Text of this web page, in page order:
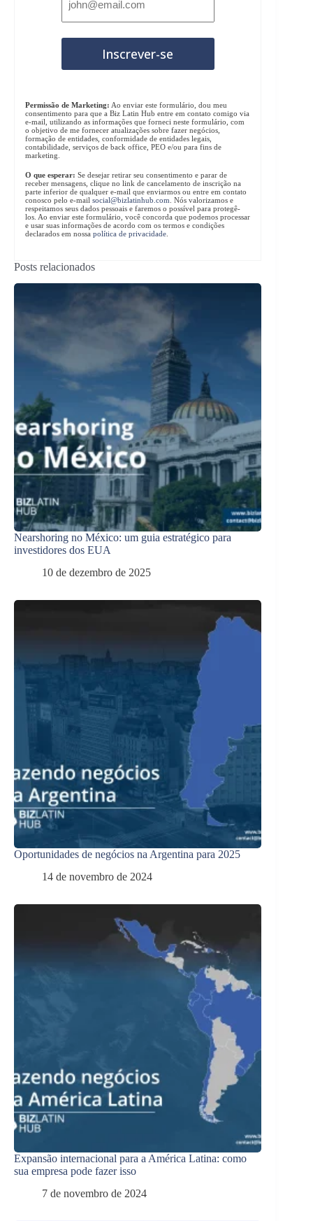
Permissão de Marketing: Ao enviar este formulário, dou meu
consentimento para que a Biz Latin Hub entre em contato comigo via
e-mail, utilizando as informações que forneci neste formulário, com
o objetivo de me fornecer atualizações sobre fazer negócios,
formação de entidades, conformidade de entidades legais,
contabilidade, serviços de back office, PEO e/ou para fins de
marketing.
O que esperar: Se desejar retirar seu consentimento e parar de
receber mensagens, clique no link de cancelamento de inscrição na
parte inferior de qualquer e-mail que enviarmos ou entre em contato
conosco pelo e-mail social@bizlatinhub.com . Nós valorizamos e
respeitamos seus dados pessoais e faremos o possível para protegê-
los. Ao enviar este formulário, você concorda que podemos processar
e usar suas informações de acordo com os termos e condições
declarados em nossa política de privacidade
Posts relacionados
Nearshoring no México: um guia estratégico para
investidores dos EUA
10 de dezembro de 2025
Oportunidades de negócios na Argentina para 2025
14 de novembro de 2024
Expansão internacional para a América Latina: como
sua empresa pode fazer isso
7 de novembro de 2024